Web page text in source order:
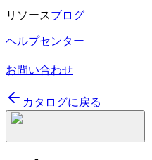
リソースブログ
ヘルプセンター
お問い合わせ
カタログに戻る